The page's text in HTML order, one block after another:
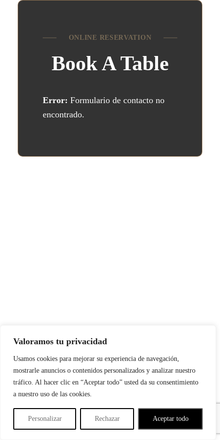
Valoramos tu privacidad
Usamos cookies para mejorar su experiencia de navegación,
mostrarle anuncios o contenidos personalizados y analizar nuestro
tráfico. Al hacer clic en “Aceptar todo” usted da su consentimiento
a nuestro uso de las cookies.
Personalizar Rechazar Aceptar todo
ONLINE RESERVATION
Book A Table
Error: Formulario de contacto no
encontrado.